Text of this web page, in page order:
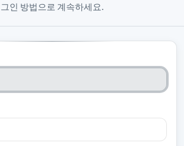
그인 방법으로 계속하세요.